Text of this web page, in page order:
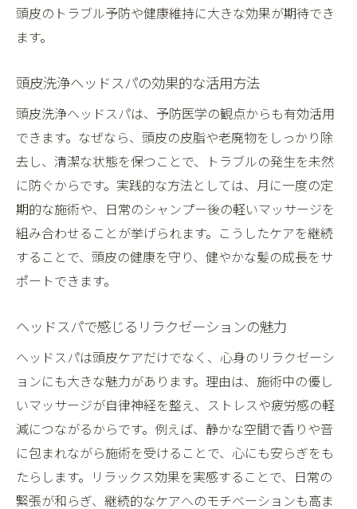
頭皮のトラブル予防や健康維持に大きな効果が期待でき
ます。
頭皮洗浄ヘッドスパの効果的な活用方法
頭皮洗浄ヘッドスパは、予防医学の観点からも有効活用
できます。なぜなら、頭皮の皮脂や老廃物をしっかり除
去し、清潔な状態を保つことで、トラブルの発生を未然
に防ぐからです。実践的な方法としては、月に一度の定
期的な施術や、日常のシャンプー後の軽いマッサージを
組み合わせることが挙げられます。こうしたケアを継続
することで、頭皮の健康を守り、健やかな髪の成長をサ
ポートできます。
ヘッドスパで感じるリラクゼーションの魅力
ヘッドスパは頭皮ケアだけでなく、心身のリラクゼーシ
ョンにも大きな魅力があります。理由は、施術中の優し
いマッサージが自律神経を整え、ストレスや疲労感の軽
減につながるからです。例えば、静かな空間で香りや音
に包まれながら施術を受けることで、心にも安らぎをも
たらします。リラックス効果を実感することで、日常の
緊張が和らぎ、継続的なケアへのモチベーションも高ま